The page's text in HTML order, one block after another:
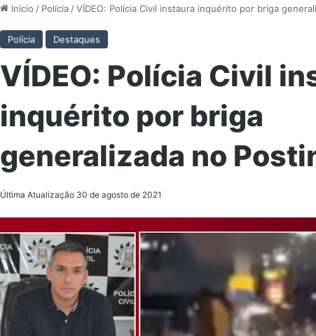
Início / Polícia / VÍDEO: Polícia Civil instaura inquérito por briga
Polícia Destaques
VÍDEO: Polícia Civil
inquérito por briga
generalizada no
Última Atualização 30 de agosto de 2021